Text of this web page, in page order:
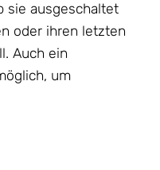
sie ausgeschaltet
oder ihren letzten
Auch ein
um